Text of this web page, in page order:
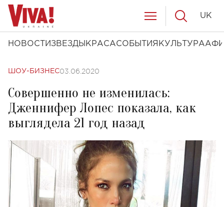
НОВОСТИ ЗВЕЗДЫ КРАСАСОБЫТИЯ КУЛЬТУРА
UK
ШОУ-БИЗНЕС03.06.2020
Совершенно не изменилась:
Дженнифер Лопес показала, как
выглядела 21 год назад